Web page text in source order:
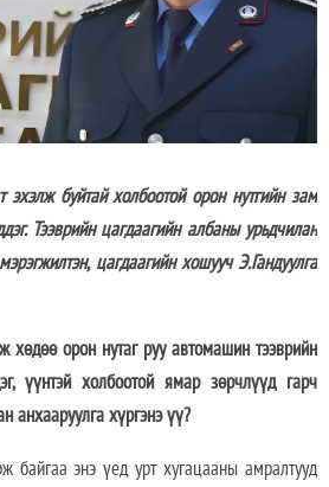
буйтай холбоотой орон нутгийн зам
Тээврийн цагдаагийн албаны урьдчилан
цагдаагийн хошууч Э.Гандуулга
орон нутаг руу автомашин тээврийн
үүнтэй холбоотой ямар зөрчлүүд гарч
анхааруулга хүргэнэ үү?
энэ үед урт хугацааны амралтууд